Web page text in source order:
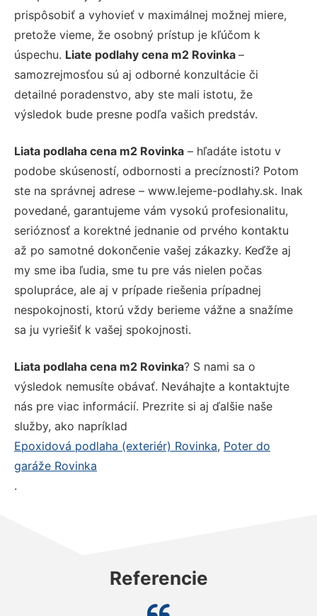
prispôsobiť a vyhovieť v maximálnej možnej miere,
pretože vieme, že osobný prístup je kľúčom k
úspechu. Liate podlahy cena m2 Rovinka –
samozrejmosťou sú aj odborné konzultácie či
detailné poradenstvo, aby ste mali istotu, že
výsledok bude presne podľa vašich predstáv.
Liata podlaha cena m2 Rovinka – hľadáte istotu v
podobe skúseností, odbornosti a precíznosti? Potom
ste na správnej adrese – www.lejeme-podlahy.sk. Inak
povedané, garantujeme vám vysokú profesionalitu,
serióznosť a korektné jednanie od prvého kontaktu
až po samotné dokončenie vašej zákazky. Keďže aj
my sme iba ľudia, sme tu pre vás nielen počas
spolupráce, ale aj v prípade riešenia prípadnej
nespokojnosti, ktorú vždy berieme vážne a snažíme
sa ju vyriešiť k vašej spokojnosti.
Liata podlaha cena m2 Rovinka? S nami sa o
výsledok nemusíte obávať. Neváhajte a kontaktujte
nás pre viac informácií. Prezrite si aj ďalšie naše
služby, ako napríklad
Epoxidová podlaha (exteriér) Rovinka, Poter do
garáže Rovinka
.
Referencie